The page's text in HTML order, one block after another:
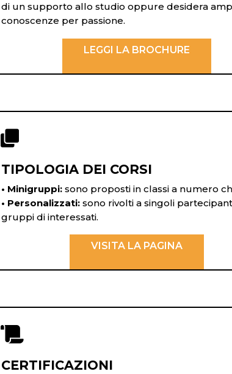
di un supporto allo studio oppure desidera
conoscenze per passione.
LEGGI LA BROCHURE

TIPOLOGIA DEI CORSI
• Minigruppi:sono proposti in classi a numero
• Personalizzati:sono rivolti a singoli
gruppi di interessati.
VISITA LA PAGINA

CERTIFICAZIONI